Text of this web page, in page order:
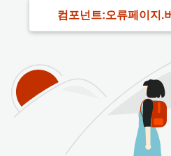
컴포넌트:오류페이지.